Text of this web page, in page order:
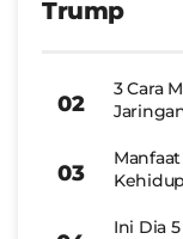
Trump
3 Cara
Ini Dia